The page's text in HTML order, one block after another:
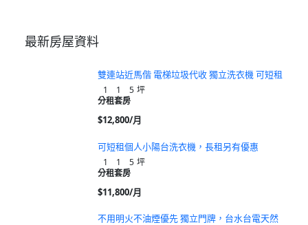
最新房屋資料
雙連站近馬偕 電梯垃圾代收 獨立洗衣機 可短租
1 1 5 坪
分租套房
$12,800/月
可短租個人小陽台洗衣機，長租另有優惠
1 1 5 坪
分租套房
$11,800/月
不用明火不油煙優先 獨立門牌，台水台電天然